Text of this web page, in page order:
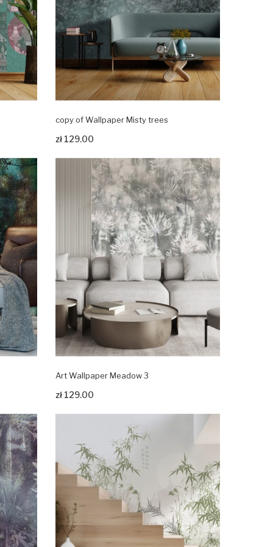
copy of Wallpaper Misty trees
zł 129.00
Zobacz produkt
Art Wallpaper Meadow 3
zł 129.00
Zobacz produkt